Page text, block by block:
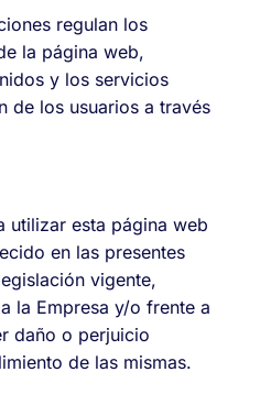
regulan los
la página web,
y los servicios
de los usuarios a través
utilizar esta página web
en las presentes
vigente,
la Empresa y/o frente a
daño o perjuicio
de las mismas.